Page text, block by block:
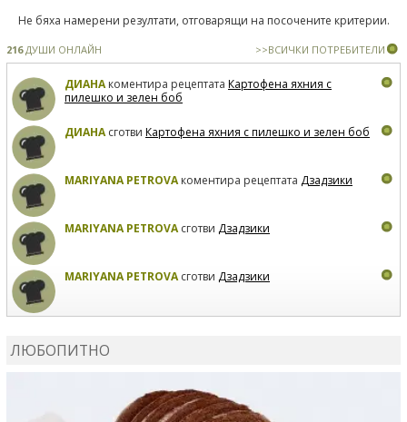
Не бяха намерени резултати, отговарящи на посочените критерии.
216ДУШИ ОНЛАЙН >>ВСИЧКИ ПОТРЕБИТЕЛИ
ДИАНАкоментира рецептата Картофена яхния с
пилешко и зелен боб
ДИАНАсготви Картофена яхния с пилешко и зелен боб
MARIYANA PETROVAкоментира рецептата Дзадзики
MARIYANA PETROVAсготви Дзадзики
MARIYANA PETROVAсготви Дзадзики
ЛЮБОПИТНО